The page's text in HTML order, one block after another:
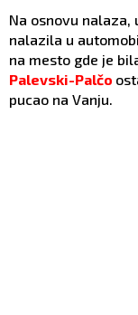
Na osnovu nalaza,
nalazila u
na mesto gde je
Palevski-Palčo
pucao na Vanju.